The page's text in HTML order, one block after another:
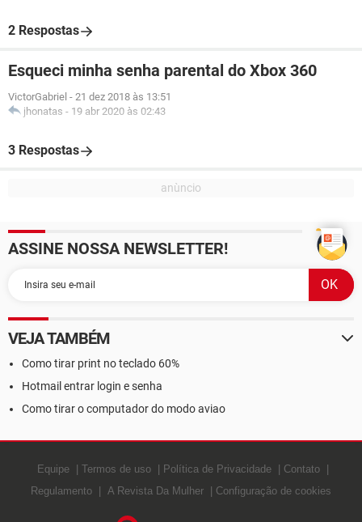
2 Respostas
Esqueci minha senha parental do Xbox 360
VictorGabriel - 21 dez 2018 às 13:51
jhonatas - 19 abr 2020 às 02:43
3 Respostas
ASSINE NOSSA NEWSLETTER!
VEJA TAMBÉM
Como tirar print no teclado 60%
Hotmail entrar login e senha
Como tirar o computador do modo aviao
Equipe Termos de uso Política de Privacidade
Contato
Regulamento
A Revista Da Mulher Configuração de cookies